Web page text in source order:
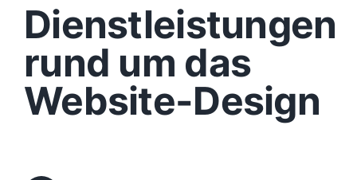
Content
Funktionen
Aufbau
Dienstleistungen
rund um das
Website-Design